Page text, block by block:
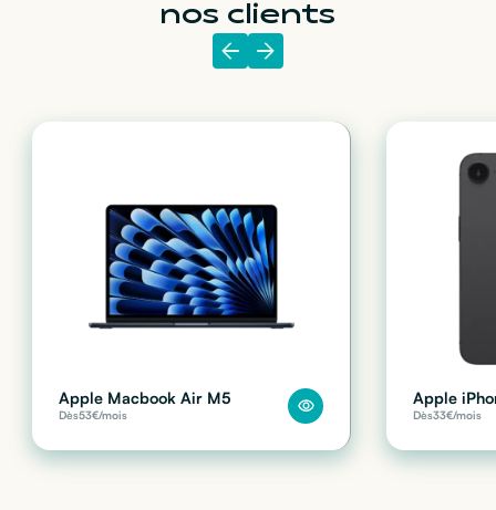
nos clients
Apple Macbook Air M5
Dès53€/mois
Apple
Dès33€/mois